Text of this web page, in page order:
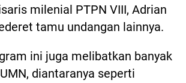
milenial PTPN VIII, Adrian
tamu undangan lainnya.
ini juga melibatkan banyak
diantaranya seperti